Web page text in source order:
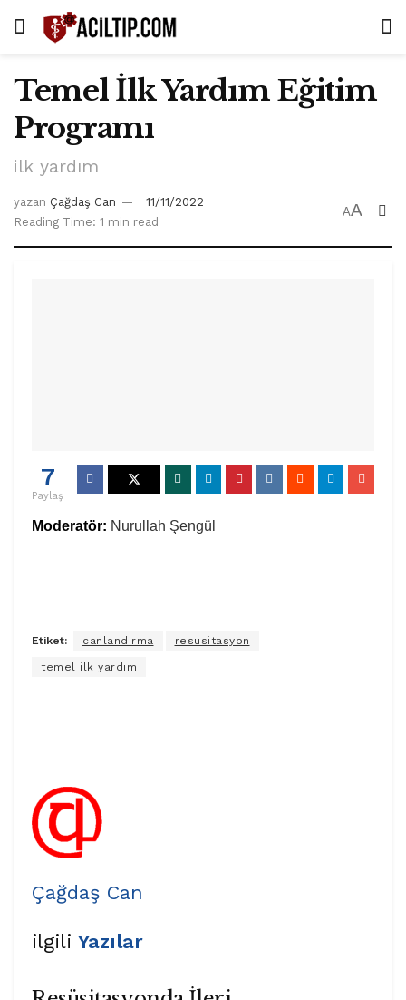
Temel İlk Yardım Eğitim
Programı
ilk yardım
yazan Çağdaş Can
11/11/2022
Reading Time: 1 min read
AA
7
Paylaş
Moderatör: Nurullah Şengül
Etiket: canlandırma resusitasyon
temel ilk yardım
Çağdaş Can
ilgili Yazılar